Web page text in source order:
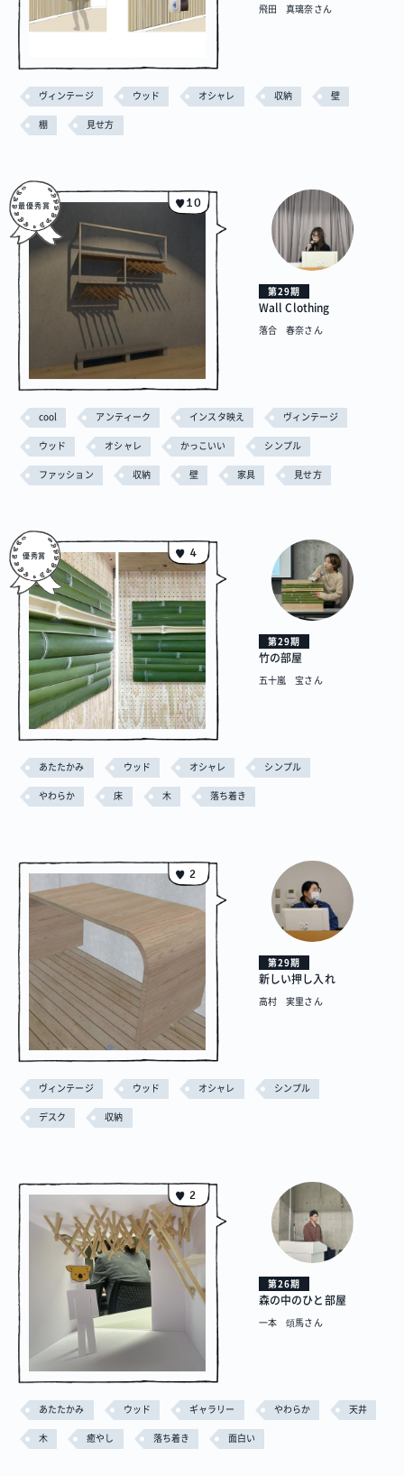
飛田 真璃奈さん
ヴィンテージ ウッド オシャレ 収納 壁
棚 見せ方
10
第29期
Wall Clothing
落合 春奈さん
cool アンティーク インスタ映え ヴィンテージ
ウッド オシャレ かっこいい シンプル
ファッション 収納 壁 家具 見せ方
4
第29期
竹の部屋
五十嵐 宝さん
あたたかみ ウッド オシャレ シンプル
やわらか 床 木 落ち着き
2
第29期
新しい押し入れ
高村 実里さん
ヴィンテージ ウッド オシャレ シンプル
デスク 収納
2
第26期
森の中のひと部屋
一本 頌馬さん
あたたかみ ウッド ギャラリー やわらか 天井
木 癒やし 落ち着き 面白い